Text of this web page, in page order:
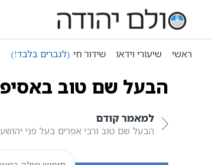
ראשי שיעורי וידאו שידור חי (לגברים בלבד!)
עמוד ראשי אוצר הכתבים
ספריה תורנית לספרי חסידות| ספריה
הבעל שם טוב
למאמר קודם
הבעל שם טוב ורבי אפרים בעל פני יהושע